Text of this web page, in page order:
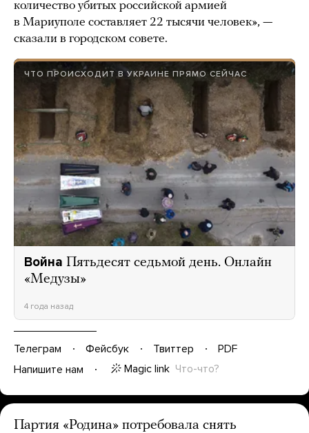
количество убитых российской армией
в Мариуполе составляет 22 тысячи человек», —
сказали в городском совете.
ЧТО ПРОИСХОДИТ В УКРАИНЕ ПРЯМО СЕЙЧАС
Война Пятьдесят седьмой день. Онлайн
«Медузы»
4 года назад
Телеграм Фейсбук Твиттер
PDF
Напишите нам
Magic link Что-что?
Партия «Родина» потребовала снять